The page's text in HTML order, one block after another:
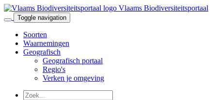
Vlaams Biodiversiteitsportaal
Toggle navigation
Soorten
Waarnemingen
Geografisch
Geografisch portaal
Regio's
Verken je omgeving